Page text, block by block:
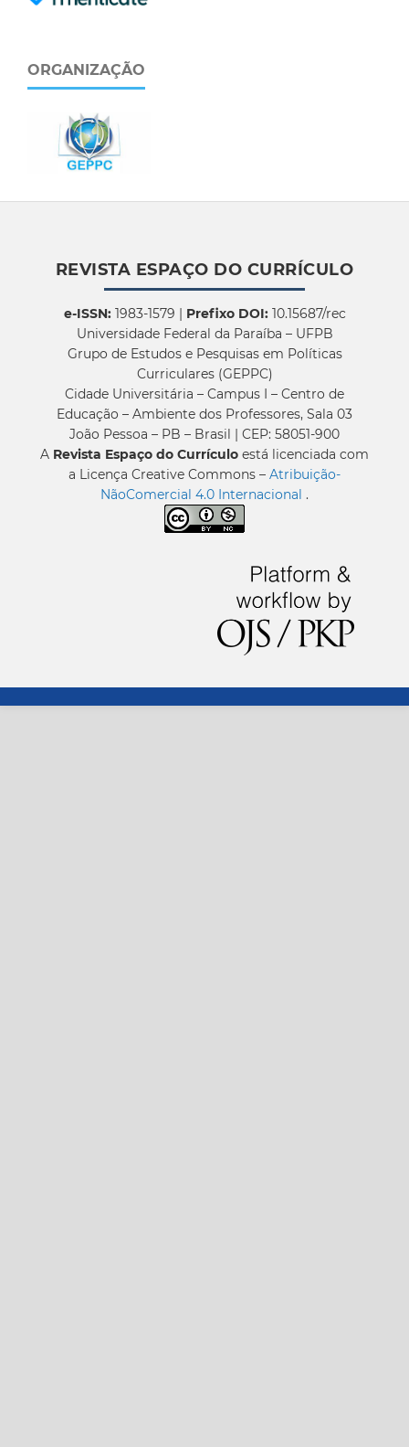
ORGANIZAÇÃO
REVISTA ESPAÇO DO CURRÍCULO
e-ISSN:1983-1579 | Prefixo DOI:10.15687/rec
Universidade Federal da Paraíba – UFPB
Grupo de Estudos e Pesquisas em Políticas
Curriculares (GEPPC)
Cidade Universitária – Campus I – Centro de
Educação – Ambiente dos Professores, Sala 03
João Pessoa – PB – Brasil | CEP: 58051-900
A Revista Espaço do Currículo está licenciada com
a Licença Creative Commons – Atribuição-
NãoComercial 4.0 Internacional .